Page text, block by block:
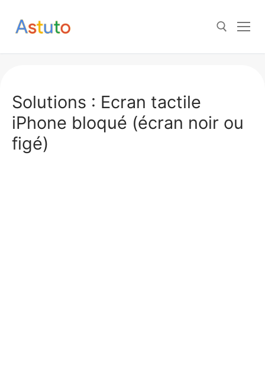
Solutions : Ecran tactile
iPhone bloqué (écran noir ou
figé)